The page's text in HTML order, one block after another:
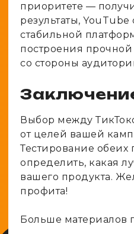
приоритете —
результаты, YouTube
стабильной
построения прочной
со стороны
Выбор между
от целей вашей
Тестирование обеих
определить, какая
вашего продукта.
профита!
Больше материалов